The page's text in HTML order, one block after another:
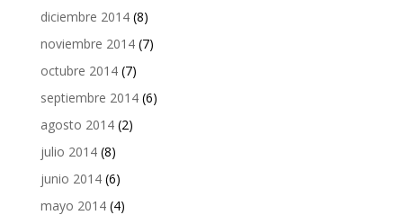
diciembre 2014(8)
noviembre 2014(7)
octubre 2014(7)
septiembre 2014(6)
agosto 2014(2)
julio 2014(8)
junio 2014(6)
mayo 2014(4)